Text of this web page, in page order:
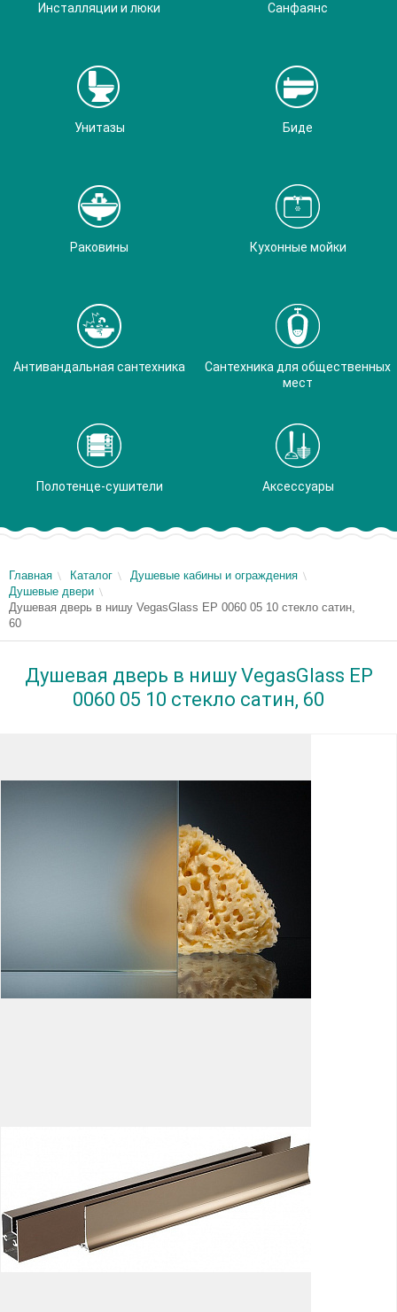
Инсталляции и люки Санфаянс
Унитазы Биде
Раковины Кухонные мойки
Антивандальная сантехника
Сантехника для общественных
мест
Полотенце-сушители Аксессуары
Главная Каталог
Душевые кабины и ограждения
Душевые двери
Душевая дверь в нишу VegasGlass EP 0060 05 10 стекло сатин,
60
Душевая дверь в нишу VegasGlass EP
0060 05 10 стекло сатин, 60